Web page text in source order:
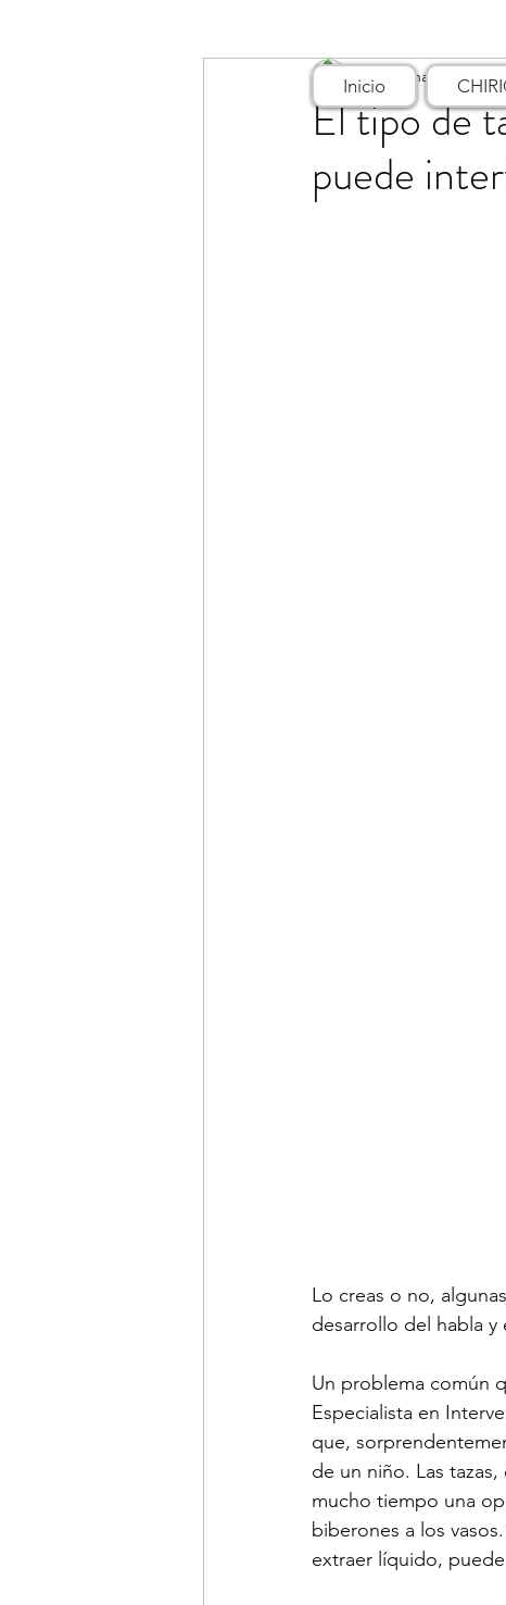
Inicio
El tipo de
puede
CDC Panama 24
Lo creas o no,
desarrollo del habla y
Un problema común
Especialista en
que,
de un niño. Las
mucho tiempo una
biberones a los
extraer líquido,